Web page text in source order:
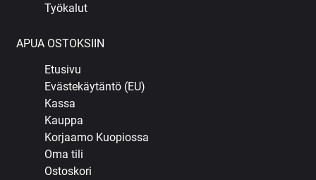
Työkalut
APUA OSTOKSIIN
Etusivu
Evästekäytäntö (EU)
Kassa
Kauppa
Korjaamo Kuopiossa
Oma tili
Ostoskori